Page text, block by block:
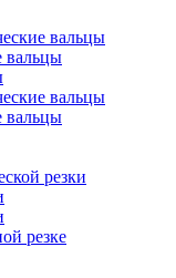
вальцы
вальцы
вальцы
вальцы
резки
резке